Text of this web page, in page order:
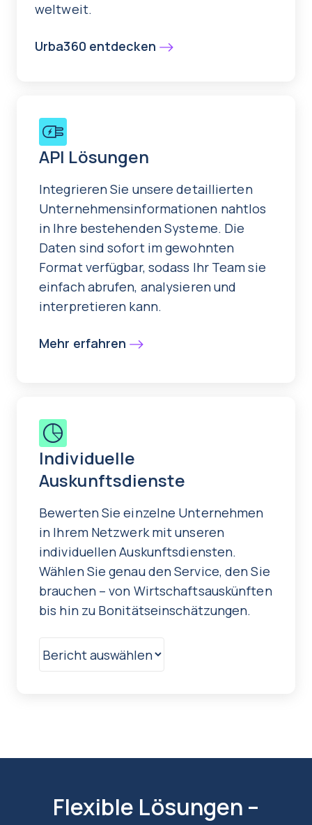
weltweit.
Urba360 entdecken
API Lösungen
Integrieren Sie unsere detaillierten
Unternehmensinformationen nahtlos
in Ihre bestehenden Systeme. Die
Daten sind sofort im gewohnten
Format verfügbar, sodass Ihr Team sie
einfach abrufen, analysieren und
interpretieren kann.
Mehr erfahren
Individuelle
Auskunftsdienste
Bewerten Sie einzelne Unternehmen
in Ihrem Netzwerk mit unseren
individuellen Auskunftsdiensten.
Wählen Sie genau den Service, den Sie
brauchen – von Wirtschaftsauskünften
bis hin zu Bonitätseinschätzungen.
Flexible Lösungen –